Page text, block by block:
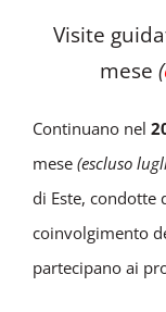
Visite
mese (
Continuano nel
mese (escluso
di Este, condotte
coinvolgimento
partecipano ai